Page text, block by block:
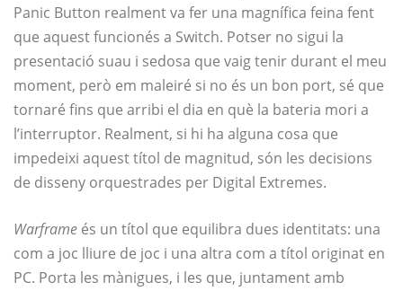
Panic Button realment va fer una magnífica feina fent
que aquest funcionés a Switch. Potser no sigui la
presentació suau i sedosa que vaig tenir durant el meu
moment, però em maleiré si no és un bon port, sé que
tornaré fins que arribi el dia en què la bateria mori a
l’interruptor. Realment, si hi ha alguna cosa que
impedeixi aquest títol de magnitud, són les decisions
de disseny orquestrades per Digital Extremes.
Warframe és un títol que equilibra dues identitats: una
com a joc lliure de joc i una altra com a títol originat en
PC. Porta les mànigues, i les que, juntament amb